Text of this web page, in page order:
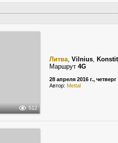
512
Литва, Vilnius,
Маршрут 4G
28 апреля 2016 г., четверг
Автор: Mettal